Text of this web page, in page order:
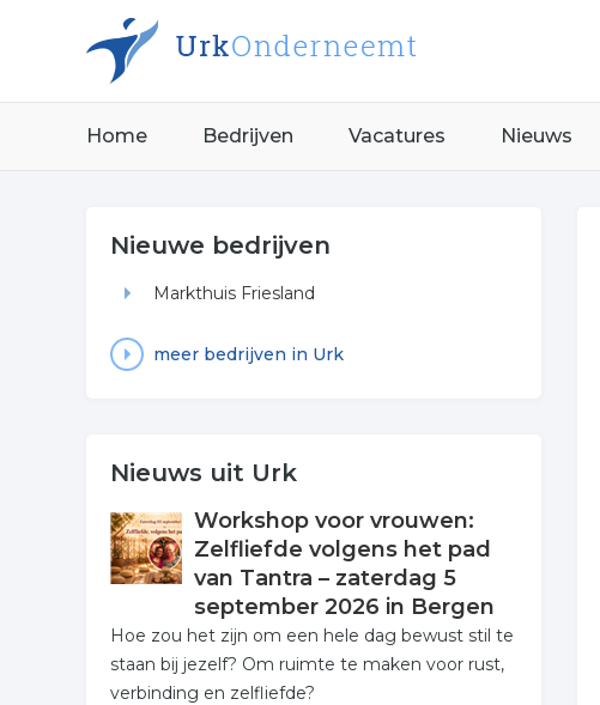
Home Bedrijven Vacatures Nieuws
Nieuwe bedrijven
Markthuis Friesland
meer bedrijven in Urk
Nieuws uit Urk
Workshop voor vrouwen:
Zelfliefde volgens het pad
van Tantra – zaterdag 5
september 2026 in Bergen
Hoe zou het zijn om een hele dag bewust stil te
staan bij jezelf? Om ruimte te maken voor rust,
verbinding en zelfliefde?